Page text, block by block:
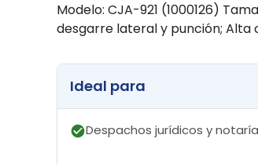
Modelo: CJA-921 (1000126)
desgarre lateral y punción;
Ideal para
Despachos jurídicos y